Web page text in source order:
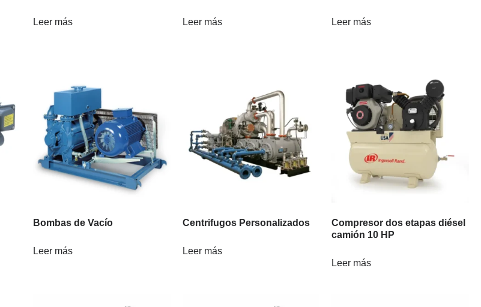
Leer más Leer más Leer más
Bombas de Vacío
Leer más
Centrifugos Personalizados
Leer más
Compresor dos etapas diésel
camión 10 HP
Leer más